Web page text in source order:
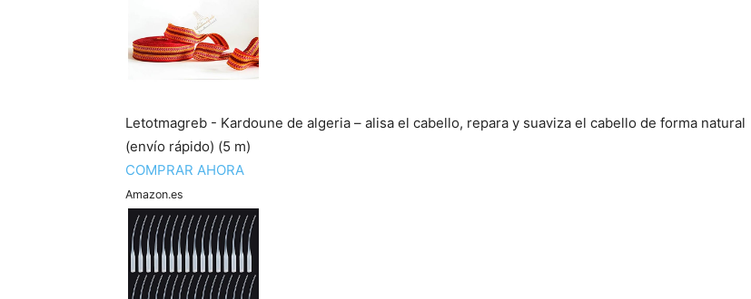
Letotmagreb - Kardoune de algeria – alisa el cabello, repara y suaviza el cabello de forma natural
(envío rápido) (5 m)
COMPRAR AHORA
Amazon.es